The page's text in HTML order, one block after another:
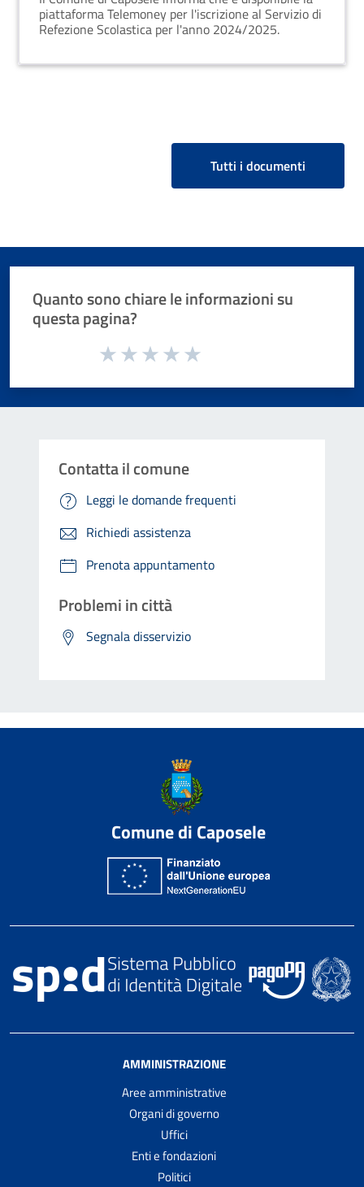
piattaforma Telemoney per l'iscrizione al Servizio di
Refezione Scolastica per l'anno 2024/2025.
Tutti i documenti
Quanto sono chiare le informazioni su
questa pagina?
Valuta da 1 a 5 stelle la pagina
Contatta il comune
Leggi le domande frequenti
Richiedi assistenza
Prenota appuntamento
Problemi in città
Segnala disservizio
Comune di Caposele
AMMINISTRAZIONE
Aree amministrative
Organi di governo
Uffici
Enti e fondazioni
Politici